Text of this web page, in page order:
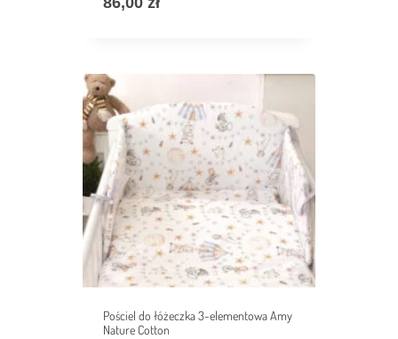
Pościel do łóżeczka 3-elementowa Amy
Nature Cotton